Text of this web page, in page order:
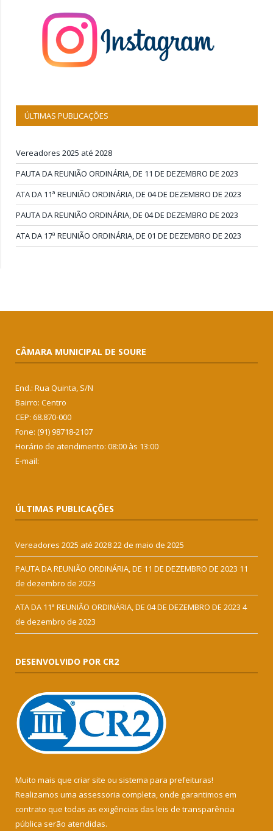
ÚLTIMAS PUBLICAÇÕES
Vereadores 2025 até 2028
PAUTA DA REUNIÃO ORDINÁRIA, DE 11 DE DEZEMBRO DE 2023
ATA DA 11ª REUNIÃO ORDINÁRIA, DE 04 DE DEZEMBRO DE 2023
PAUTA DA REUNIÃO ORDINÁRIA, DE 04 DE DEZEMBRO DE 2023
ATA DA 17ª REUNIÃO ORDINÁRIA, DE 01 DE DEZEMBRO DE 2023
CÂMARA MUNICIPAL DE SOURE
End.: Rua Quinta, S/N
Bairro: Centro
CEP: 68.870-000
Fone: (91) 98718-2107
Horário de atendimento: 08:00 às 13:00
E-mail:
ÚLTIMAS PUBLICAÇÕES
Vereadores 2025 até 202822 de maio de 2025
PAUTA DA REUNIÃO ORDINÁRIA, DE 11 DE DEZEMBRO DE 2023 11
de dezembro de 2023
ATA DA 11ª REUNIÃO ORDINÁRIA, DE 04 DE DEZEMBRO DE 2023 4
de dezembro de 2023
DESENVOLVIDO POR CR2
Muito mais que criar site ou sistema para prefeituras!
Realizamos uma assessoria completa, onde garantimos em
contrato que todas as exigências das leis de transparência
pública serão atendidas.